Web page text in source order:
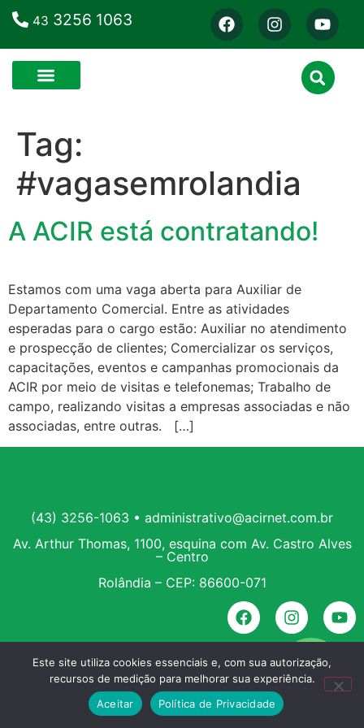
43 3256 1063
Tag:
#vagasemrolandia
A ACIR está contratando!
Estamos com uma vaga aberta para Auxiliar de
Departamento Comercial. Entre as atividades
esperadas para o cargo estão: Auxiliar no atendimento
e prospecção de clientes; Comercializar os serviços,
capacitações, eventos e campanhas promocionais da
ACIR por meio de visitas e telefonemas; Trabalho de
campo, realizando visitas a empresas associadas e não
associadas, entre outras. […]
(43) 3256-1063 • administrativo@acirnet.com.br
Av. Arthur Thomas, 1100, esquina com Av. Castro Alves
– Centro
Rolândia – CEP: 86600-071
Este site utiliza cookies essenciais e, com sua autorização,
recursos de medição para melhorar sua experiência.
Aceitar
Política de Privacidade